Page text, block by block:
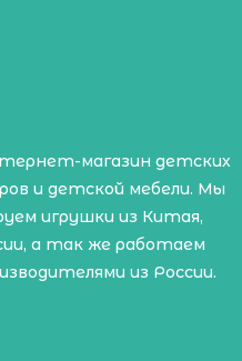
магазин детских
и детской мебели. Мы
игрушки из Китая,
а так же работаем
из России.